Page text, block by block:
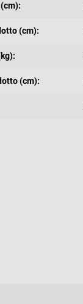
(cm):
(cm):